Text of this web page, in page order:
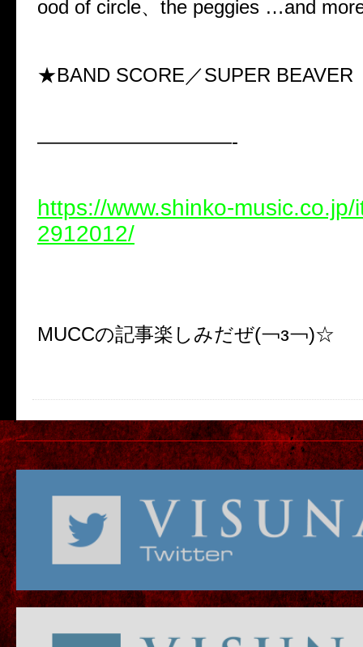
ood of circle、the peggies …and
★BAND SCORE／SUPER BEAVER
——————————-
https://www.shinko-
2912012/
MUCCの記事楽しみだぜ(￢з￢)☆